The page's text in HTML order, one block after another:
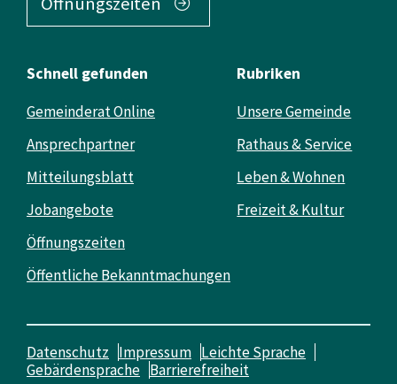
Schnell gefunden
Gemeinderat Online
Ansprechpartner
Mitteilungsblatt
Jobangebote
Öffnungszeiten
Öffentliche Bekanntmachungen
Rubriken
Unsere Gemeinde
Rathaus & Service
Leben & Wohnen
Freizeit & Kultur
Datenschutz Impressum Leichte Sprache
Gebärdensprache Barrierefreiheit